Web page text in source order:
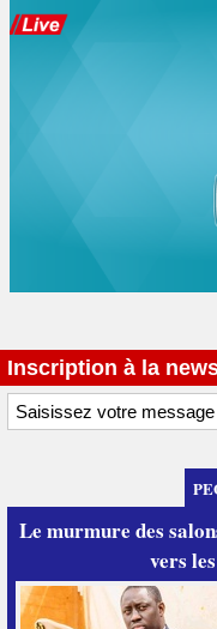
Inscription à la
Le murmure des
vers